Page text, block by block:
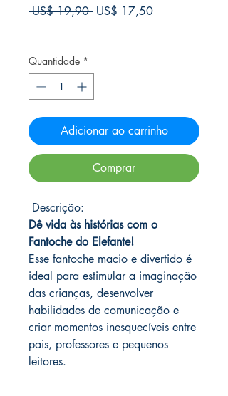
US$ 19,90 Preço
US$ 17,50Preço
Quantidade *
Adicionar ao carrinho
Comprar
Descrição:
Dê vida às histórias com o
Fantoche do Elefante!
Esse fantoche macio e divertido é
ideal para estimular a imaginação
das crianças, desenvolver
habilidades de comunicação e
criar momentos inesquecíveis entre
pais, professores e pequenos
leitores.